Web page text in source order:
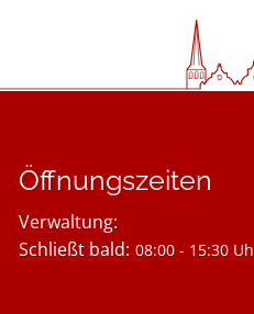
Öffnungszeiten
Verwaltung:
Klicken, um weitere
Schließt bald: 08:00 - 15:30